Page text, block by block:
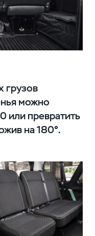
грузов
можно
или превратить
на 180°.